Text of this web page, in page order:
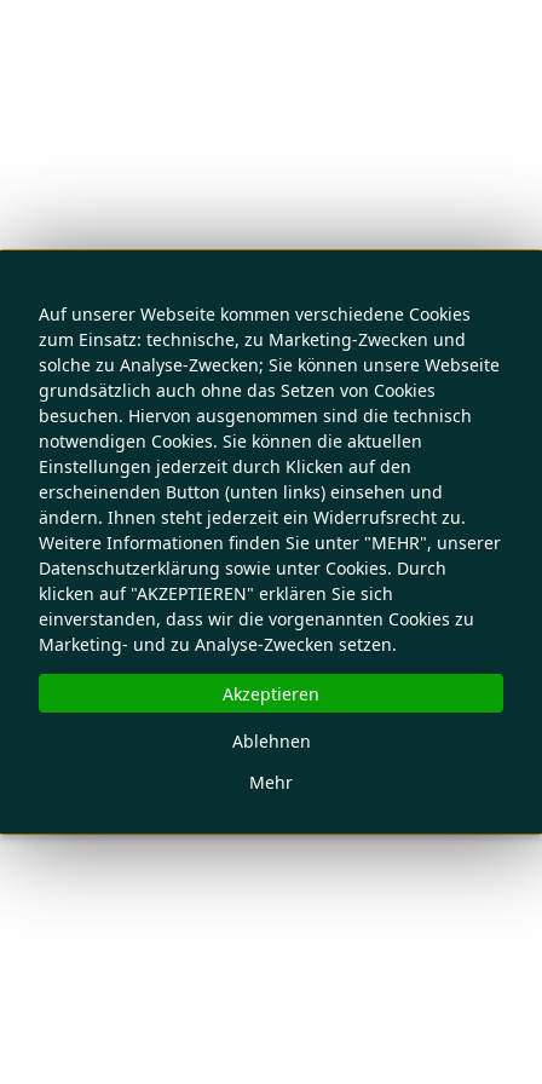
Auf unserer Webseite kommen verschiedene Cookies
zum Einsatz: technische, zu Marketing-Zwecken und
solche zu Analyse-Zwecken; Sie können unsere Webseite
grundsätzlich auch ohne das Setzen von Cookies
besuchen. Hiervon ausgenommen sind die technisch
notwendigen Cookies. Sie können die aktuellen
Einstellungen jederzeit durch Klicken auf den
erscheinenden Button (unten links) einsehen und
ändern. Ihnen steht jederzeit ein Widerrufsrecht zu.
Weitere Informationen finden Sie unter "MEHR", unserer
Datenschutzerklärung sowie unter Cookies. Durch
klicken auf "AKZEPTIEREN" erklären Sie sich
einverstanden, dass wir die vorgenannten Cookies zu
Marketing- und zu Analyse-Zwecken setzen.
Mehr
Ablehnen
Akzeptieren